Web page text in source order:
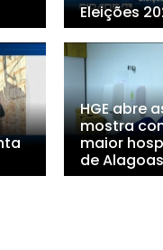
Eleições
HGE abre
mostra
maior
de Alagoas